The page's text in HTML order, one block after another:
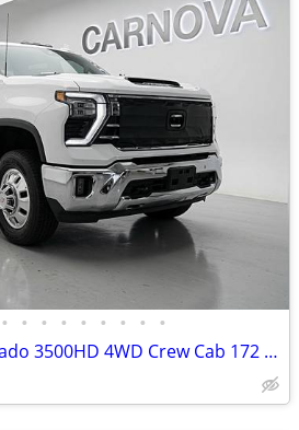
• • • • • • • • •
2025 Chevrolet Silverado 3500HD 4WD Crew Cab 172 LTZ